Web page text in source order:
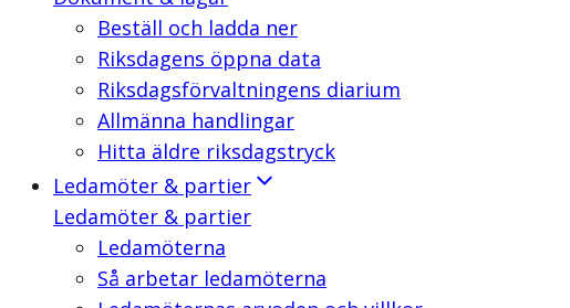
Beställ och ladda ner
Riksdagens öppna data
Riksdagsförvaltningens diarium
Allmänna handlingar
Hitta äldre riksdagstryck
Ledamöter & partier
Ledamöter & partier
Ledamöterna
Så arbetar ledamöterna